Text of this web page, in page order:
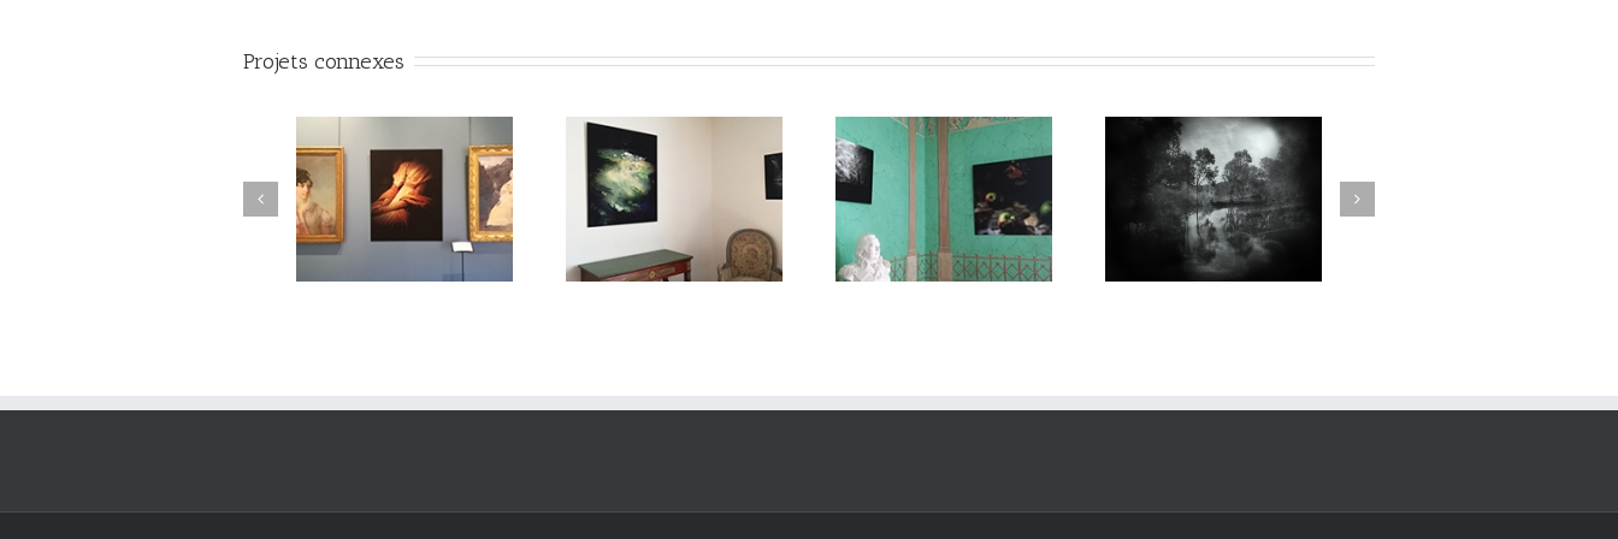
Projets connexes
#Vuedilectae#001 #VUEdilectae Dilectae#002 Dilectae#001